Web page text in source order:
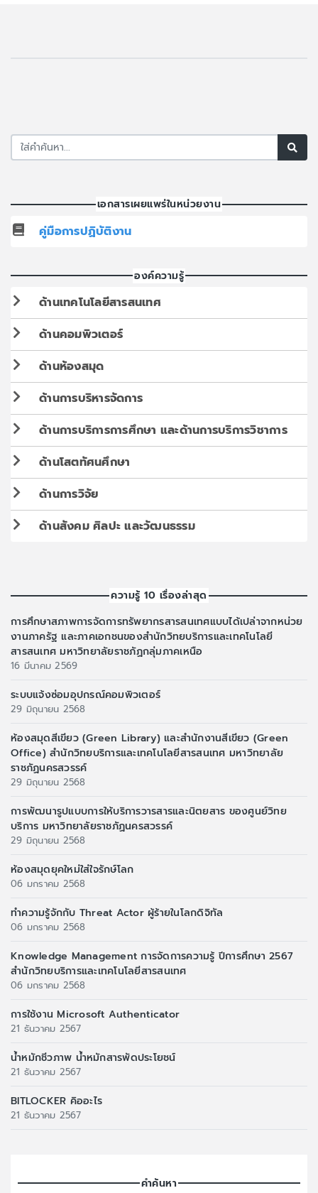
เอกสารเผยแพร่ในหน่วยงาน
คู่มือการปฏิบัติงาน
องค์ความรู้
ด้านเทคโนโลยีสารสนเทศ
ด้านคอมพิวเตอร์
ด้านห้องสมุด
ด้านการบริหารจัดการ
ด้านการบริการการศึกษา และด้านการบริการวิชาการ
ด้านโสตทัศนศึกษา
ด้านการวิจัย
ด้านสังคม ศิลปะ และวัฒนธรรม
ความรู้ 10 เรื่องล่าสุด
การศึกษาสภาพการจัดการทรัพยากรสารสนเทศแบบได้เปล่าจากหน่วย
งานภาครัฐ และภาคเอกชนของสำนักวิทยบริการและเทคโนโลยี
สารสนเทศ มหาวิทยาลัยราชภัฏกลุ่มภาคเหนือ
16 มีนาคม 2569
ระบบแจ้งซ่อมอุปกรณ์คอมพิวเตอร์
29 มิถุนายน 2568
ห้องสมุดสีเขียว (Green Library) และสำนักงานสีเขียว (Green
Office) สำนักวิทยบริการและเทคโนโลยีสารสนเทศ มหาวิทยาลัย
ราชภัฏนครสวรรค์
29 มิถุนายน 2568
การพัฒนารูปแบบการให้บริการวารสารและนิตยสาร ของศูนย์วิทย
บริการ มหาวิทยาลัยราชภัฏนครสวรรค์
29 มิถุนายน 2568
ห้องสมุดยุคใหม่ใส่ใจรักษ์โลก
06 มกราคม 2568
ทำความรู้จักกับ Threat Actor ผู้ร้ายในโลกดิจิทัล
06 มกราคม 2568
Knowledge Management การจัดการความรู้ ปีการศึกษา 2567
สำนักวิทยบริการและเทคโนโลยีสารสนเทศ
06 มกราคม 2568
การใช้งาน Microsoft Authenticator
21 ธันวาคม 2567
น้ำหมักชีวภาพ น้ำหมักสารพัดประโยชน์
21 ธันวาคม 2567
BITLOCKER คิออะไร
21 ธันวาคม 2567
คำค้นหา